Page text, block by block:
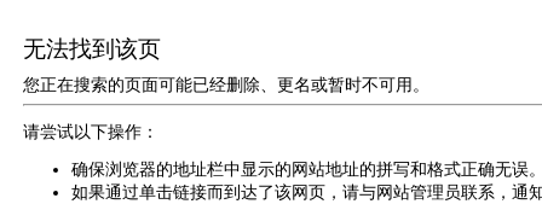
无法找到该页
您正在搜索的页面可能已经删除、更名或暂时不可用。
请尝试以下操作：
确保浏览器的地址栏中显示的网站地址的拼写和格式正确无误
如果通过单击链接而到达了该网页，请与网站管理员联系，通